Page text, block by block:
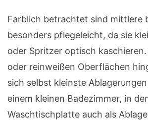
Farblich betrachtet sind mittlere
besonders pflegeleicht, da sie
oder Spritzer optisch
oder reinweißen Oberflächen
sich selbst kleinste
einem kleinen Badezimmer, in
Waschtischplatte auch als